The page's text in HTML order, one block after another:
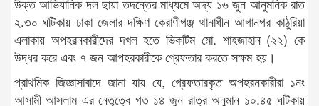
২.৩০ ঘটিকায় ঢাকা জেলার দক্ষিণ কেরাণীগঞ্জ থানাধীন আগানগর কাঠুরিয়া
এলাকায় অপহরনকারীদের দখল হতে ভিকটিম মো. শাহজাহান (২২) কে
উদ্ধর করে এবং ৭ জন আপহরকারীকে গ্রেফতার করতে সক্ষম হয়।
প্রাথমিক জিজ্ঞাসাবাদে জানা যায় যে, গ্রেফতারকৃত অপহরনকারীরা ১নং
আসামী আসলাম এর নেতৃত্বে গত ১৪ জুন রাত্র অনুমান ১০.৪৫ ঘটিকায়